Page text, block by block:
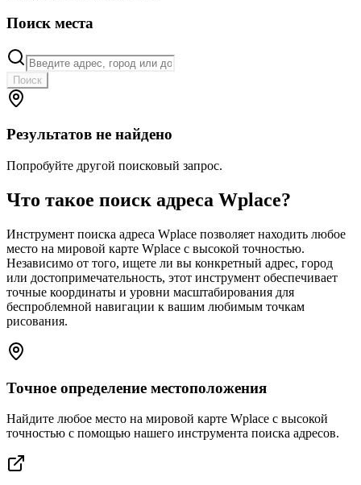
Поиск места
Поиск
Результатов не найдено
Попробуйте другой поисковый запрос.
Что такое поиск адреса Wplace?
Инструмент поиска адреса Wplace позволяет находить любое
место на мировой карте Wplace с высокой точностью.
Независимо от того, ищете ли вы конкретный адрес, город
или достопримечательность, этот инструмент обеспечивает
точные координаты и уровни масштабирования для
беспроблемной навигации к вашим любимым точкам
рисования.
Точное определение местоположения
Найдите любое место на мировой карте Wplace с высокой
точностью с помощью нашего инструмента поиска адресов.